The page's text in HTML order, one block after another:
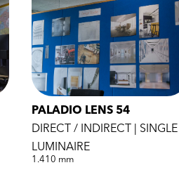
PALADIO LENS 54
DIRECT / INDIRECT | SINGLE
LUMINAIRE
1.410 mm